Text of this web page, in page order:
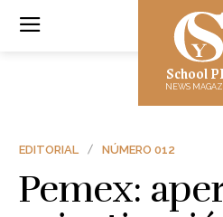
School
NEWS
EDITORIAL NÚMERO 012
Pemex: